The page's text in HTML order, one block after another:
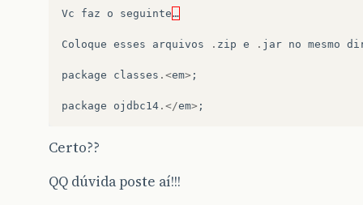
Vc faz o seguinte…
Coloque esses arquivos . zip e . jar no mesmo
package classes .<em> ;
package ojdbc14 .</em> ;
Certo??
QQ dúvida poste aí!!!